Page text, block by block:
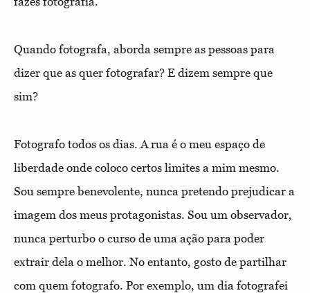
Quando fotografa, aborda sempre as pessoas para
dizer que as quer fotografar? E dizem sempre que
sim?
Fotografo todos os dias. A rua é o meu espaço de
liberdade onde coloco certos limites a mim mesmo.
Sou sempre benevolente, nunca pretendo prejudicar a
imagem dos meus protagonistas. Sou um observador,
nunca perturbo o curso de uma ação para poder
extrair dela o melhor. No entanto, gosto de partilhar
com quem fotografo. Por exemplo, um dia fotografei